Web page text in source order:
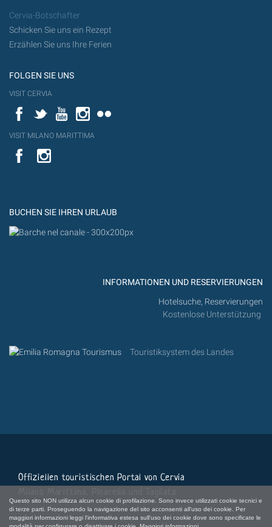
Questo sito NON utilizza alcun cookie di profilazione. Sono invece utilizzati cookie tecnici e
di terze parti. Proseguendo la navigazione del sito acconsenti all'uso dei cookie. Per
maggiori informazioni leggi l'informativa estesa sull'uso dei cookie dove sono specificate le
Cervia-Botschafter
Schicken Sie uns ein Rezept
Erzählen Sie uns Ihre Ferien
FOLGEN SIE UNS
VISIT CERVIA
FacebookTwitterYouTubeInstagram
VISIT MILANO MARITTIMA
YouTube
BUCHEN SIE IHREN URLAUB
INFORMATIONEN UND RESERVIERUNGEN
Hotelsuche, Reservierungen
Kostenlose Unterstützung
Touristiksystem des Landes
Offiziellen touristischen Portal von Cervia